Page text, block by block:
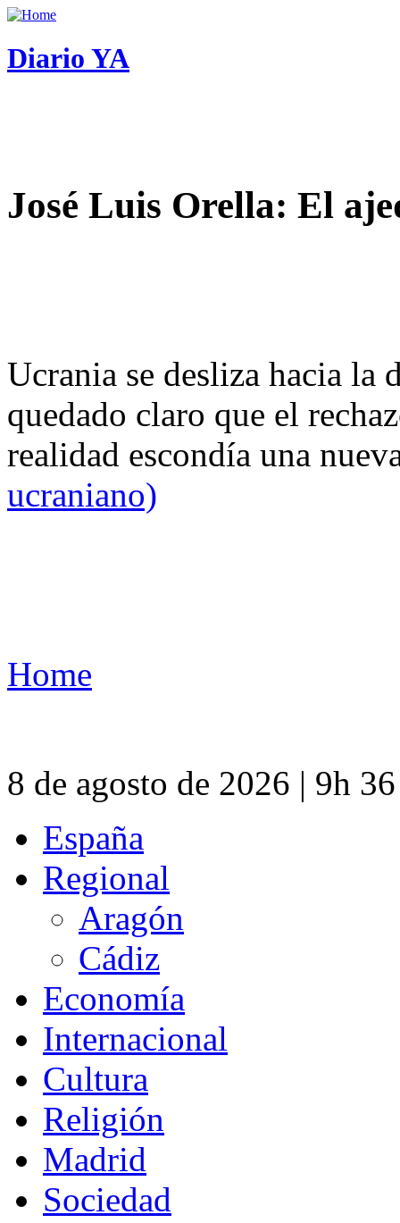
Diario YA
José Luis Orella: El
Ucrania se desliza hacia
quedado claro que el
realidad escondía una
ucraniano)
Home
8 de agosto de 2026 | 9h
España
Regional
Aragón
Cádiz
Economía
Internacional
Cultura
Religión
Madrid
Sociedad